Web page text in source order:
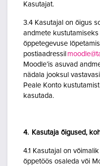
Kasutajat.
3.4 Kasutajal on õigus
andmete
õppetegevuse
postiaadressil
Moodle’is asuvad
nädala jooksul
Peale Konto
kasutada.
4. Kasutaja õigused,
4.1 Kasutajal on
õppetöös osaleda või